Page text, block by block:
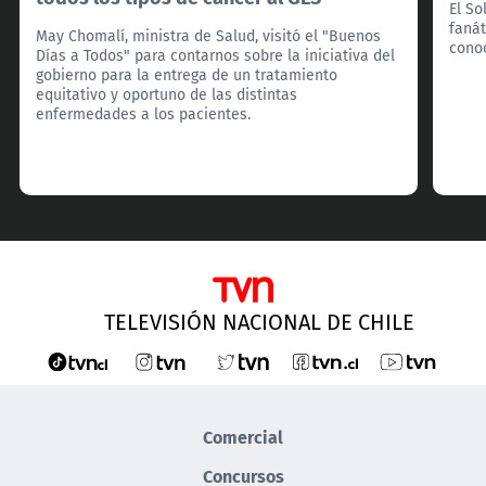
May Chomalí, ministra de Salud, visitó el "Buenos
Días a Todos" para contarnos sobre la iniciativa del
gobierno para la entrega de un tratamiento
equitativo y oportuno de las distintas
enfermedades a los pacientes.
El
TELEVISIÓN NACIONAL DE CHILE
Comercial
Concursos